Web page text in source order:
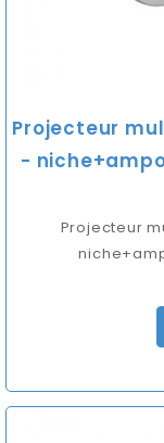
Projecteur
-
Projecteur